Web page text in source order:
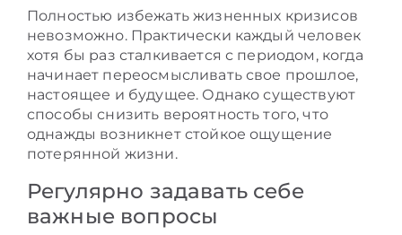
Полностью избежать жизненных кризисов
невозможно. Практически каждый человек
хотя бы раз сталкивается с периодом, когда
начинает переосмысливать свое прошлое,
настоящее и будущее. Однако существуют
способы снизить вероятность того, что
однажды возникнет стойкое ощущение
потерянной жизни.
Регулярно задавать себе
важные вопросы